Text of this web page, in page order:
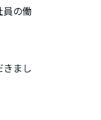
員の働
まし